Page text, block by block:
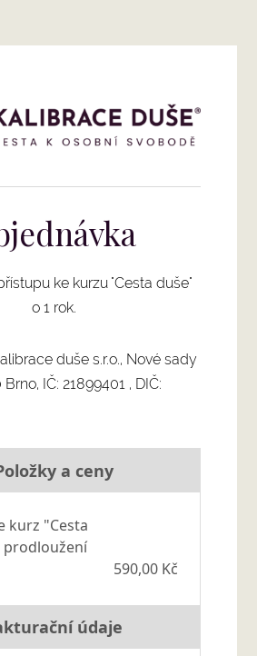
ke kurzu "Cesta duše"
o 1 rok.
duše s.r.o., Nové sady
IČ: 21899401 , DIČ:
a ceny
kurz "Cesta
prodloužení
590,00 Kč
údaje